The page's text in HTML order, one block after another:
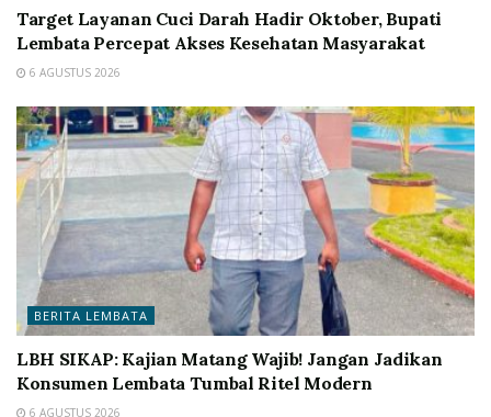
Target Layanan Cuci Darah Hadir Oktober, Bupati
Lembata Percepat Akses Kesehatan Masyarakat
6 AGUSTUS 2026
BERITA LEMBATA
LBH SIKAP: Kajian Matang Wajib! Jangan Jadikan
Konsumen Lembata Tumbal Ritel Modern
6 AGUSTUS 2026